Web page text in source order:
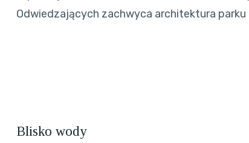
Odwiedzających zachwyca architektura
Blisko wody